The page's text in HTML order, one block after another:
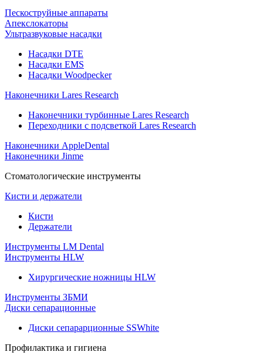
Пескоструйные аппараты
Апекслокаторы
Ультразвуковые насадки
Насадки DTE
Насадки EMS
Насадки Woodpecker
Наконечники Lares Research
Наконечники турбинные Lares Research
Переходники с подсветкой Lares Research
Наконечники AppleDental
Наконечники Jinme
Стоматологические инструменты
Кисти и держатели
Кисти
Держатели
Инструменты LM Dental
Инструменты HLW
Хирургические ножницы HLW
Инструменты ЗБМИ
Диски сепарационные
Диски сепарарционные SSWhite
Профилактика и гигиена